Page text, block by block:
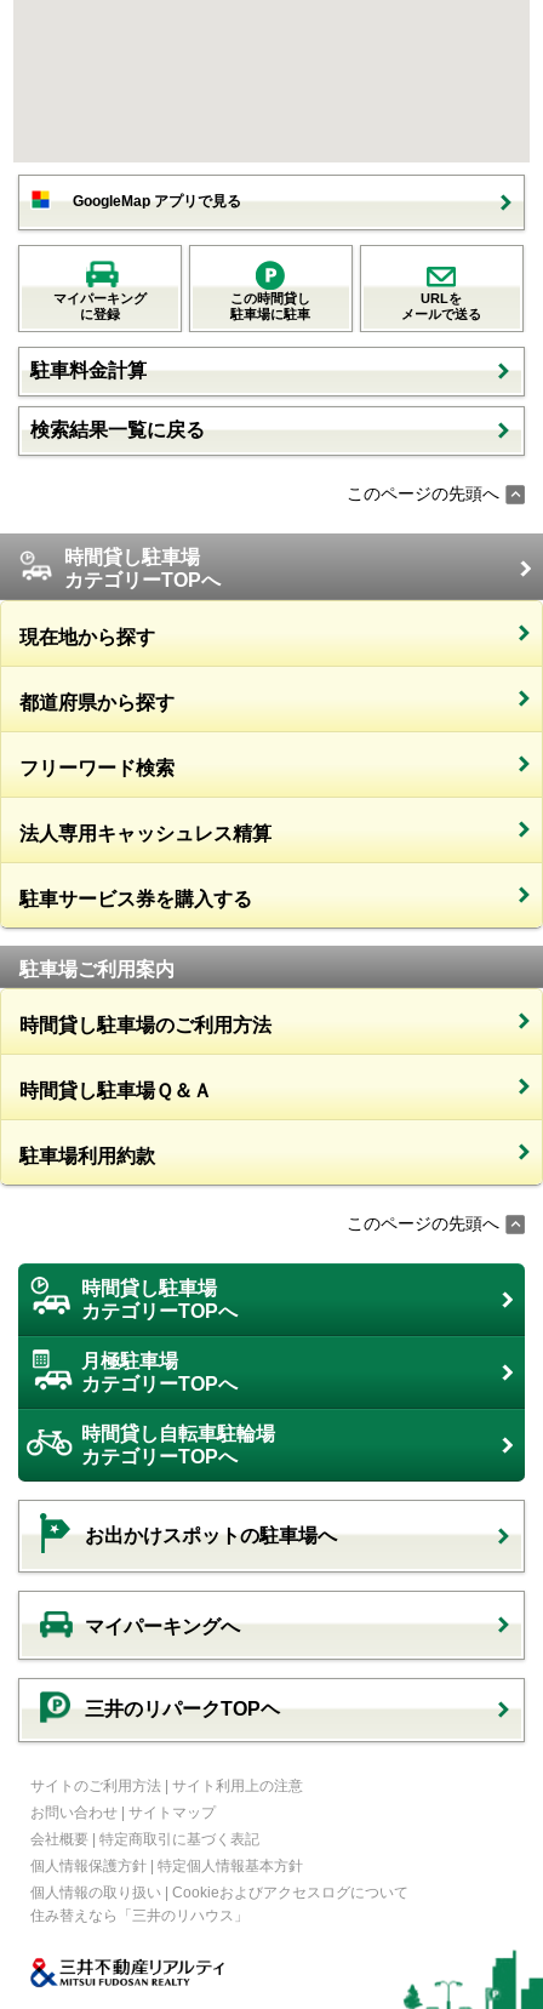
GoogleMap アプリで見る
マイパーキング
に登録
この時間貸し
駐車場に駐車
URLを
メールで送る
駐車料金計算
検索結果一覧に戻る
このページの先頭へ
時間貸し駐車場
カテゴリーTOPへ
現在地から探す
都道府県から探す
フリーワード検索
法人専用キャッシュレス精算
駐車サービス券を購入する
駐車場ご利用案内
時間貸し駐車場のご利用方法
時間貸し駐車場Ｑ＆Ａ
駐車場利用約款
このページの先頭へ
時間貸し駐車場
カテゴリーTOPへ
月極駐車場
カテゴリーTOPへ
時間貸し自転車駐輪場
カテゴリーTOPへ
お出かけスポットの駐車場へ
マイパーキングへ
三井のリパークTOPヘ
サイトのご利用方法 | サイト利用上の注意
お問い合わせ | サイトマップ
会社概要 | 特定商取引に基づく表記
個人情報保護方針 | 特定個人情報基本方針
個人情報の取り扱い | Cookieおよびアクセスログについて
住み替えなら
「三井のリハウス」